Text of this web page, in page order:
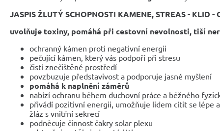
JASPIS ŽLUTÝ SCHOPNOSTI KAMENE, STREAS - KLID -
uvolňuje toxiny, pomáhá při cestovní nevolnosti, tiší
ochranný kámen proti negativní energii
pečující kámen, který vás podpoří při stresu
čistí znečištěné prostředí
povzbuzuje představivost a podporuje jasné myšlení
pomáhá k naplnění záměrů
nabízí ochranu během duchovní práce a běžného
přivádí pozitivní energii, umožňuje lidem cítit se lépe
žláz s vnitřní sekrecí
podněcuje činnost čakry solar plexu